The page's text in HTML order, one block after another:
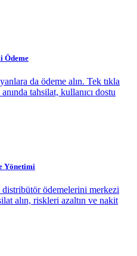
Ödeme
da ödeme alın. Tek tıkla
tahsilat, kullanıcı dostu
Yönetimi
ödemelerini merkezi
alın, riskleri azaltın ve nakit